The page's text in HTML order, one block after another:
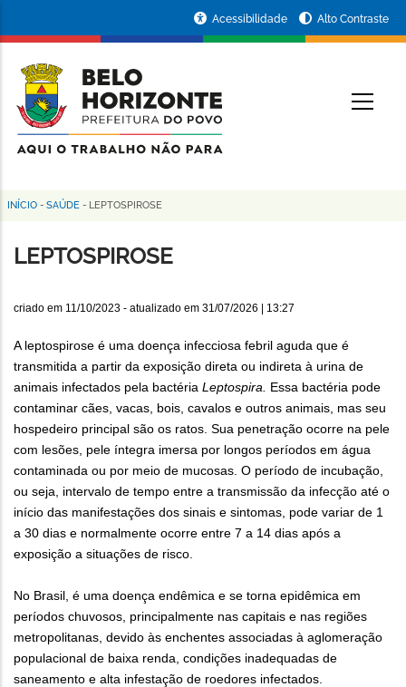
conteúdo
principal
da
Prefeitura
de
Horizonte
Acessibilidade Alto Contraste
Trilha
de
INÍCIO - SAÚDE - LEPTOSPIROSE
LEPTOSPIROSE
criado em 11/10/2023 - atualizado em 31/07/2026 | 13:27
A leptospirose é uma doença infecciosa febril aguda que é
transmitida a partir da exposição direta ou indireta à urina de
animais infectados pela bactéria Leptospira. Essa bactéria pode
contaminar cães, vacas, bois, cavalos e outros animais, mas seu
hospedeiro principal são os ratos. Sua penetração ocorre na pele
com lesões, pele íntegra imersa por longos períodos em água
contaminada ou por meio de mucosas. O período de incubação,
ou seja, intervalo de tempo entre a transmissão da infecção até o
início das manifestações dos sinais e sintomas, pode variar de 1
a 30 dias e normalmente ocorre entre 7 a 14 dias após a
exposição a situações de risco.
No Brasil, é uma doença endêmica e se torna epidêmica em
períodos chuvosos, principalmente nas capitais e nas regiões
metropolitanas, devido às enchentes associadas à aglomeração
populacional de baixa renda, condições inadequadas de
saneamento e alta infestação de roedores infectados.